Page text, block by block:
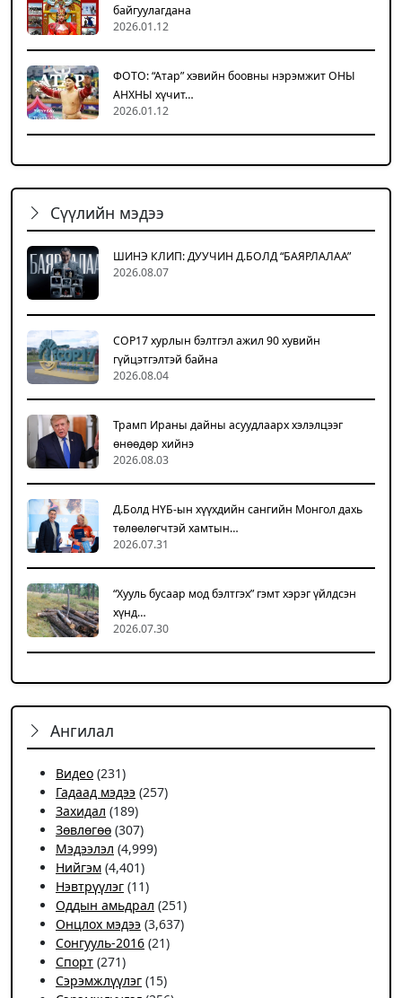
байгуулагдана
2026.01.12
ФОТО: “Атар” хэвийн боовны нэрэмжит ОНЫ
АНХНЫ хүчит…
2026.01.12
Сүүлийн мэдээ
ШИНЭ КЛИП: ДУУЧИН Д.БОЛД “БАЯРЛАЛАА”
2026.08.07
COP17 хурлын бэлтгэл ажил 90 хувийн
гүйцэтгэлтэй байна
2026.08.04
Трамп Ираны дайны асуудлаарх хэлэлцээг
өнөөдөр хийнэ
2026.08.03
Д.Болд НҮБ-ын хүүхдийн сангийн Монгол дахь
төлөөлөгчтэй хамтын…
2026.07.31
“Хууль бусаар мод бэлтгэх” гэмт хэрэг үйлдсэн
хүнд…
2026.07.30
Ангилал
Видео (231)
Гадаад мэдээ (257)
Захидал (189)
Зөвлөгөө (307)
Мэдээлэл (4,999)
Нийгэм (4,401)
Нэвтрүүлэг (11)
Оддын амьдрал (251)
Онцлох мэдээ (3,637)
Сонгууль-2016 (21)
Спорт (271)
Сэрэмжлүүлэг (15)